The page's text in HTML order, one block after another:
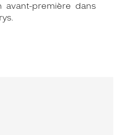
avant-première dans